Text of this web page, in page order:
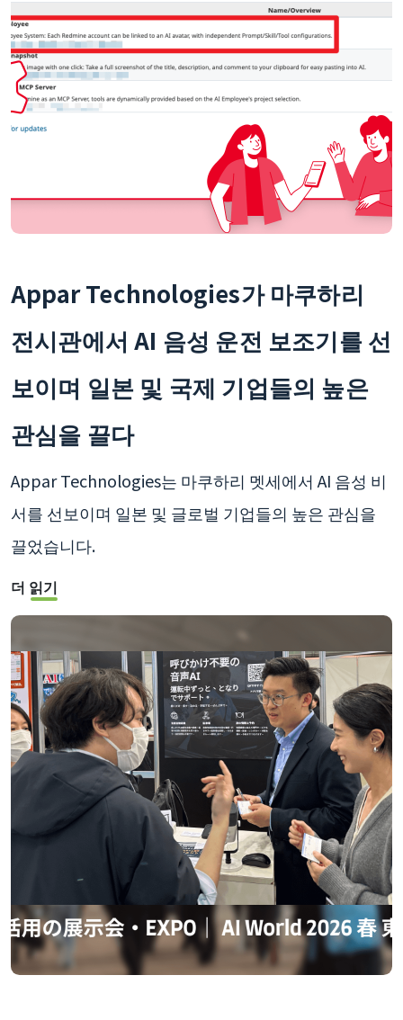
Appar Technologies가 마쿠하리
전시관에서 AI 음성 운전 보조기를 선
보이며 일본 및 국제 기업들의 높은
관심을 끌다
Appar Technologies는 마쿠하리 멧세에서 AI 음성 비
서를 선보이며 일본 및 글로벌 기업들의 높은 관심을
끌었습니다.
더 읽기